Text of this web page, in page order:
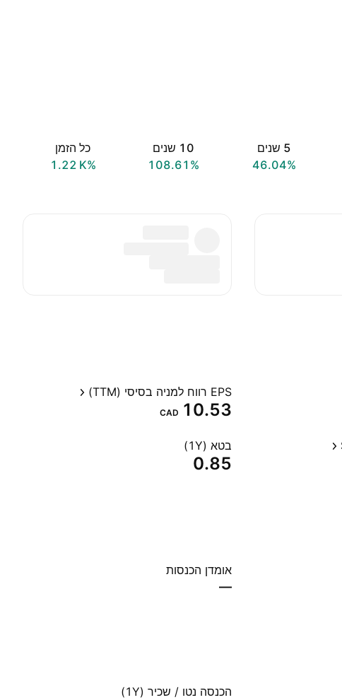
‎5‎ שנים
46.04%
‎10‎ שנים
108.61%
כל הזמן
‪1.22 K‬%
EPS רווח למניה בסיסי (TTM)
10.53
CAD
בטא (1Y)
0.85
אומדן הכנסות
—
הכנסה נטו / שכיר (1Y)